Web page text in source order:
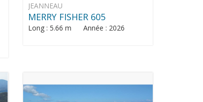
JEANNEAU
MERRY FISHER 605
Long : 5.66 m Année : 2026